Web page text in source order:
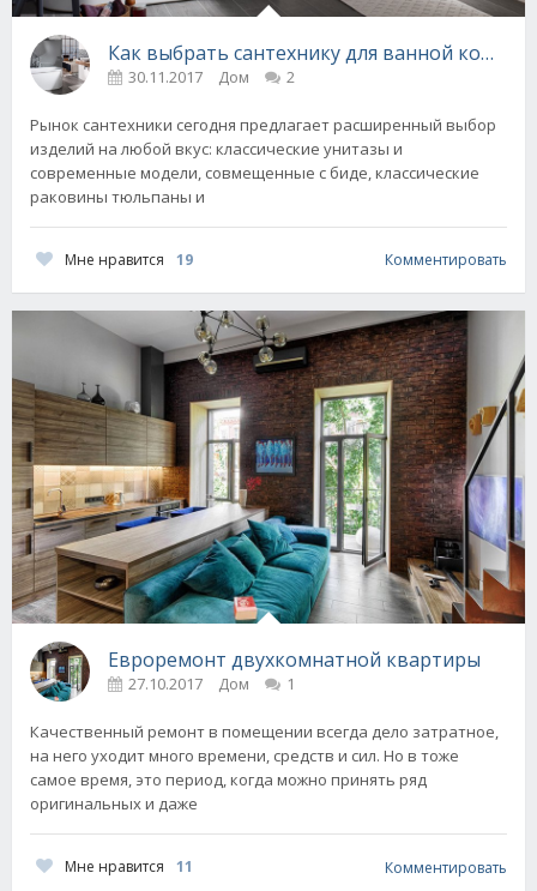
Как выбрать сантехнику для ванной
30.11.2017 Дом 2
Рынок сантехники сегодня предлагает расширенный выбор
изделий на любой вкус: классические унитазы и
современные модели, совмещенные с биде, классические
раковины тюльпаны и
Мне нравится 19 Комментировать
Евроремонт двухкомнатной квартиры
27.10.2017 Дом 1
Качественный ремонт в помещении всегда дело затратное,
на него уходит много времени, средств и сил. Но в тоже
самое время, это период, когда можно принять ряд
оригинальных и даже
Мне нравится 11 Комментировать